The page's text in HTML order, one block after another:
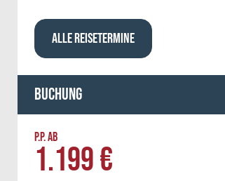
ALLE REISETERMINE
Buchung
P.P. AB
1.199 €